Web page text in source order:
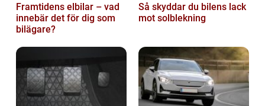
Framtidens elbilar – vad
innebär det för dig som
bilägare?
Så skyddar du bilens lack
mot solblekning